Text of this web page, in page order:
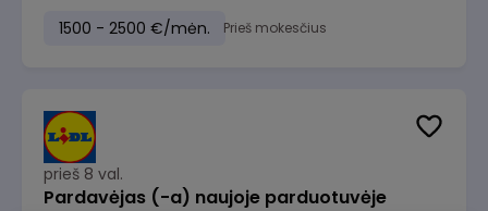
1500 - 2500 €/mėn. Prieš mokesčius
prieš 8 val.
Pardavėjas (-a) naujoje parduotuvėje